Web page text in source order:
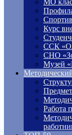
МО
Курс
ССК
СНО
Музей
Работа